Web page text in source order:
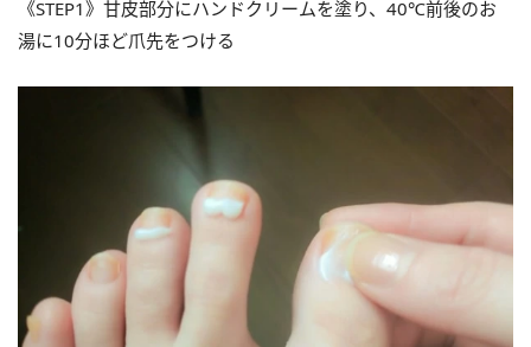
《STEP1》甘皮部分にハンドクリームを塗り、40℃前後のお
湯に10分ほど爪先をつける